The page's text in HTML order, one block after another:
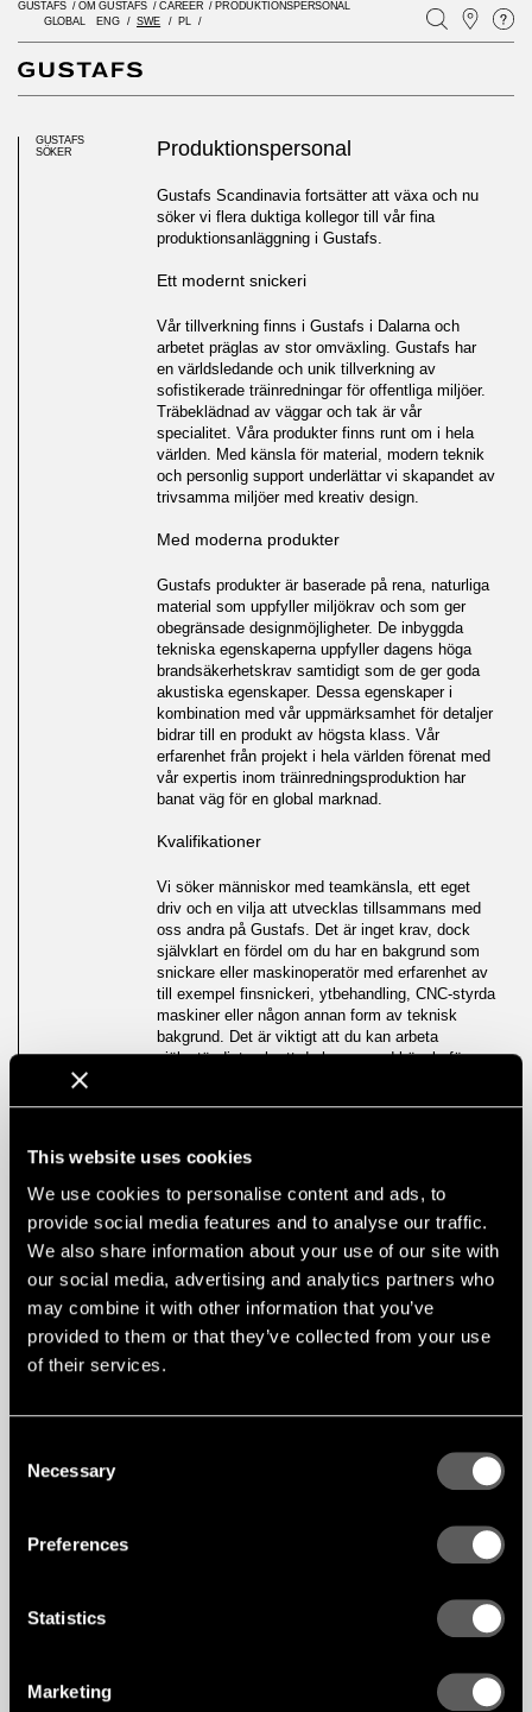
This website uses cookies
We use cookies to personalise content and ads, to
provide social media features and to analyse our traffic.
We also share information about your use of our site with
our social media, advertising and analytics partners who
may combine it with other information that you’ve
provided to them or that they’ve collected from your use
of their services.
Selection
Necessary
Preferences
Statistics
Marketing
GLOBAL ENG SWE PL
GUSTAFS /OM GUSTAFS /CAREER / PRODUKTIONSPERSONAL
GUSTAFS
SÖKER
Produktionspersonal
Gustafs Scandinavia fortsätter att växa och nu
söker vi flera duktiga kollegor till vår fina
produktionsanläggning i Gustafs.
Ett modernt snickeri
Vår tillverkning finns i Gustafs i Dalarna och
arbetet präglas av stor omväxling. Gustafs har
en världsledande och unik tillverkning av
sofistikerade träinredningar för offentliga miljöer.
Träbeklädnad av väggar och tak är vår
specialitet. Våra produkter finns runt om i hela
världen. Med känsla för material, modern teknik
och personlig support underlättar vi skapandet av
trivsamma miljöer med kreativ design.
Med moderna produkter
Gustafs produkter är baserade på rena, naturliga
material som uppfyller miljökrav och som ger
obegränsade designmöjligheter. De inbyggda
tekniska egenskaperna uppfyller dagens höga
brandsäkerhetskrav samtidigt som de ger goda
akustiska egenskaper. Dessa egenskaper i
kombination med vår uppmärksamhet för detaljer
bidrar till en produkt av högsta klass. Vår
erfarenhet från projekt i hela världen förenat med
vår expertis inom träinredningsproduktion har
banat väg för en global marknad.
Kvalifikationer
Vi söker människor med teamkänsla, ett eget
driv och en vilja att utvecklas tillsammans med
oss andra på Gustafs. Det är inget krav, dock
självklart en fördel om du har en bakgrund som
snickare eller maskinoperatör med erfarenhet av
till exempel finsnickeri, ytbehandling, CNC-styrda
maskiner eller någon annan form av teknisk
bakgrund. Det är viktigt att du kan arbeta
självständigt och att du har en god känsla för
Skicka din ansökan med CV
tilljan.astrom@gustafs.com
Sista ansökningsdag 7/8.